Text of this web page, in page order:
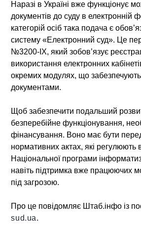
Наразі в Україні вже функціонує
документів до суду в електронній
категорій осіб така подача є
систему «Електронний суд». Це
№3200-IX, який зобов’язує
використання електронних
окремих модулях, що
документами.
Щоб забезпечити подальший
безперебійне функціонування,
фінансування. Воно має бути
нормативних актах, які регулюють
Національної програми
навіть підтримка вже працюючих
під загрозою.
Про це повідомляє Штаб.інфо із
sud.ua.